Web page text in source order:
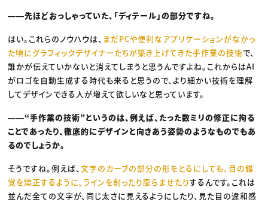
――先ほどおっしゃっていた、「ディテール」の部分ですね。
はい。これらのノウハウは、 まだPCや便利なアプリケーションがなかっ
た頃にグラフィックデザイナーたちが築き上げてきた手作業の技術で、
誰かが伝えていかないと消えてしまうと思うんですよね。これからはAI
がロゴを自動生成する時代も来ると思うので、より細かい技術を理解
してデザインできる人が増えて欲しいなと思っています。
――“手作業の技術”というのは、例えば、たった数ミリの修正に拘る
ことであったり、徹底的にデザインと向きあう姿勢のようなものでもあ
るのでしょうか。
そうですね。例えば、文字のカーブの部分の形をとるにしても、目の錯
覚を矯正するように、ラインを削ったり膨らませたりするんです。これは
並んだ全ての文字が、同じ太さに見えるようにしたり、見た目の違和感